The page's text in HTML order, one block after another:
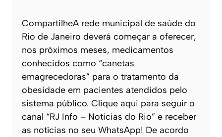
CompartilheA rede municipal de saúde do
Rio de Janeiro deverá começar a oferecer,
nos próximos meses, medicamentos
conhecidos como “canetas
emagrecedoras” para o tratamento da
obesidade em pacientes atendidos pelo
sistema público. Clique aqui para seguir o
canal “RJ Info – Noticias do Rio” e receber
as notícias no seu WhatsApp! De acordo